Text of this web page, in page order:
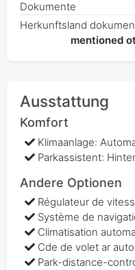
Dokumente
Herkunftsland
mentioned
Ausstattung
Komfort
Klimaanlage:
Parkassistent:
Andere Optionen
Régulateur de
Système de
Climatisation
Cde de volet ar
Park-distance-